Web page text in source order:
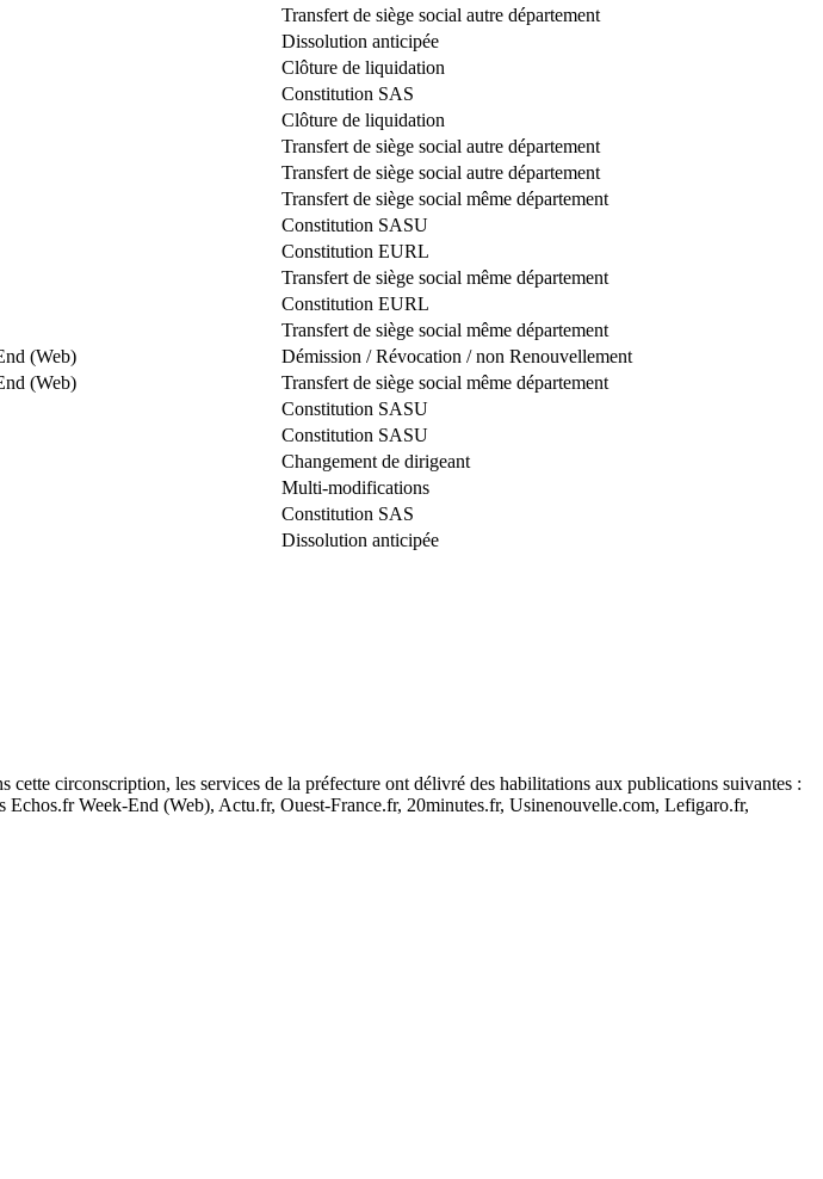
Transfert de siège social autre département
Dissolution anticipée
Clôture de liquidation
Constitution SAS
Clôture de liquidation
Transfert de siège social autre département
Transfert de siège social autre département
Transfert de siège social même département
Constitution SASU
Constitution EURL
Transfert de siège social même département
Constitution EURL
Transfert de siège social même département
(Web)
Démission / Révocation / non Renouvellement
(Web)
Transfert de siège social même département
Constitution SASU
Constitution SASU
Changement de dirigeant
Multi-modifications
Constitution SAS
Dissolution anticipée
circonscription, les services de la préfecture ont délivré des habilitations aux publications suivantes :
Week-End (Web), Actu.fr, Ouest-France.fr, 20minutes.fr, Usinenouvelle.com, Lefigaro.fr,